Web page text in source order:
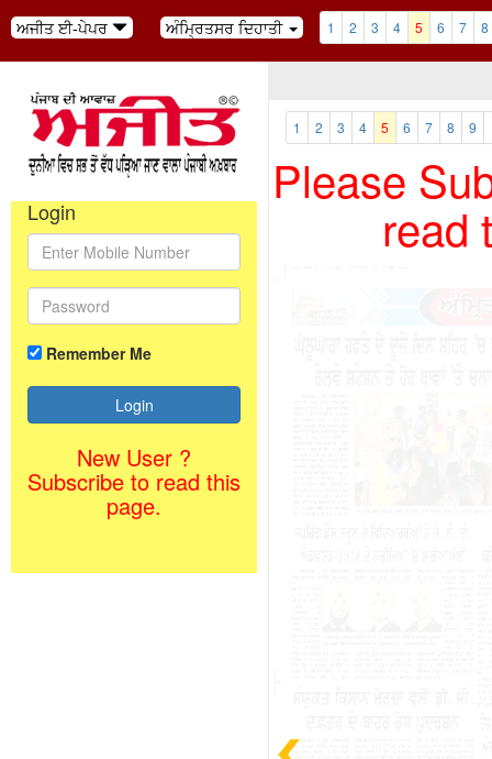
ਅਜੀਤ ਈ-ਪੇਪਰ ਅੰਮ੍ਰਿਤਸਰ ਦਿਹਾਤੀ 1 2 3 4 5 6 7 8
Login
Remember Me
New User ?
Subscribe to read this
page.
1 2 3 4 5 6 7 8 9
Please
read